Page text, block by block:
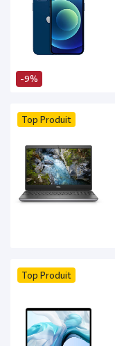
-9%
Top Produit
Top Produit